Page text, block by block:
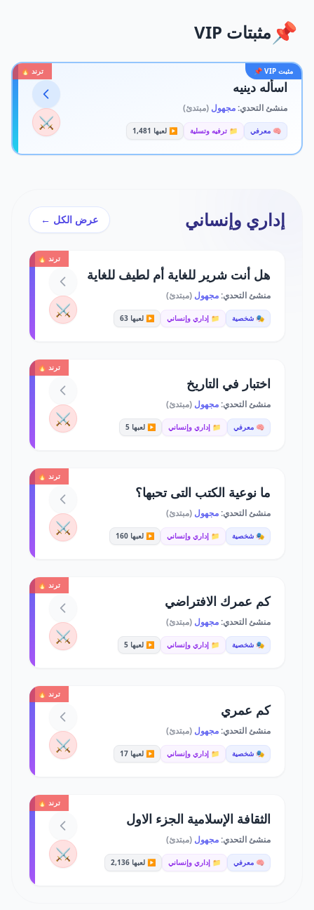
📌 مثبتات VIP
مثبت VIP 📌 ترند 🔥
اسأله دينيه
منشئ التحدي:مجهول (مبتدئ)
🧠 معرفي 📁 ترفيه وتسلية ▶️ لعبها 1,481 ⚔️
إداري وإنساني عرض الكل ←
ترند 🔥
هل أنت شرير للغاية أم لطيف للغاية
منشئ التحدي:مجهول (مبتدئ)
🎭 شخصية 📁 إداري وإنساني ▶️ لعبها 63 ⚔️
ترند 🔥
اختبار في التاريخ
منشئ التحدي:مجهول (مبتدئ)
🧠 معرفي 📁 إداري وإنساني ▶️ لعبها 5 ⚔️
ترند 🔥
ما نوعية الكتب التى تحبها؟
منشئ التحدي:مجهول (مبتدئ)
🎭 شخصية 📁 إداري وإنساني ▶️ لعبها 160 ⚔️
ترند 🔥
كم عمرك الافتراضي
منشئ التحدي:مجهول (مبتدئ)
🎭 شخصية 📁 إداري وإنساني ▶️ لعبها 5 ⚔️
ترند 🔥
كم عمري
منشئ التحدي:مجهول (مبتدئ)
🎭 شخصية 📁 إداري وإنساني ▶️ لعبها 17 ⚔️
ترند 🔥
الثقافة الإسلامية الجزء الاول
منشئ التحدي:مجهول (مبتدئ)
🧠 معرفي 📁 إداري وإنساني ▶️ لعبها 2,136 ⚔️